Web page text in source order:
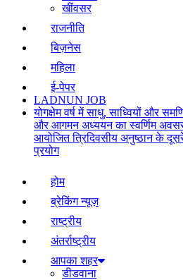
खींवसर
राजनीति
बिज़नेस
महिला
ई-पेपर
LADNUN JOB
योगक्षेम वर्ष में साधु, साध्वियों और
और आगमन अध्ययन का स्वर्णिम
आयोजित त्रिदिवसीय अनुष्ठान के
प्रयोग
होम
ब्रेकिंग न्यूज़
राष्ट्रीय
अंतर्राष्ट्रीय
आपका शहर
डीडवाना